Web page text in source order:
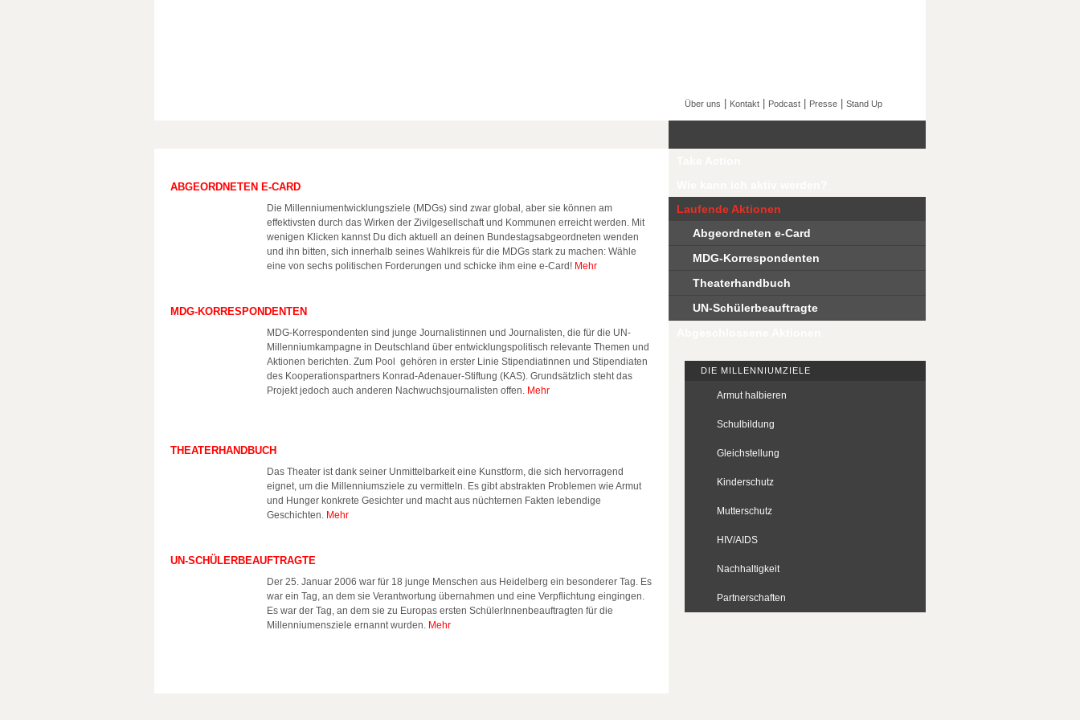
Über uns Kontakt Podcast Presse Stand Up
ABGEORDNETEN E-CARD
Die Millenniumentwicklungsziele (MDGs) sind zwar global, aber sie können am
effektivsten durch das Wirken der Zivilgesellschaft und Kommunen erreicht werden. Mit
wenigen Klicken kannst Du dich aktuell an deinen Bundestagsabgeordneten wenden
und ihn bitten, sich innerhalb seines Wahlkreis für die MDGs stark zu machen: Wähle
eine von sechs politischen Forderungen und schicke ihm eine e-Card! Mehr
MDG-KORRESPONDENTEN
MDG-Korrespondenten sind junge Journalistinnen und Journalisten, die für die UN-
Millenniumkampagne in Deutschland über entwicklungspolitisch relevante Themen und
Aktionen berichten. Zum Pool gehören in erster Linie Stipendiatinnen und Stipendiaten
des Kooperationspartners Konrad-Adenauer-Stiftung (KAS). Grundsätzlich steht das
Projekt jedoch auch anderen Nachwuchsjournalisten offen. Mehr
THEATERHANDBUCH
Das Theater ist dank seiner Unmittelbarkeit eine Kunstform, die sich hervorragend
eignet, um die Millenniumsziele zu vermitteln. Es gibt abstrakten Problemen wie Armut
und Hunger konkrete Gesichter und macht aus nüchternen Fakten lebendige
Geschichten. Mehr
UN-SCHÜLERBEAUFTRAGTE
Der 25. Januar 2006 war für 18 junge Menschen aus Heidelberg ein besonderer Tag. Es
war ein Tag, an dem sie Verantwortung übernahmen und eine Verpflichtung eingingen.
Es war der Tag, an dem sie zu Europas ersten SchülerInnenbeauftragten für die
Millenniumensziele ernannt wurden. Mehr
Laufende Aktionen
Abgeordneten e-Card
MDG-Korrespondenten
Theaterhandbuch
UN-Schülerbeauftragte
DIE MILLENNIUMZIELE
Armut halbieren
Schulbildung
Gleichstellung
Kinderschutz
Mutterschutz
HIV/AIDS
Nachhaltigkeit
Partnerschaften